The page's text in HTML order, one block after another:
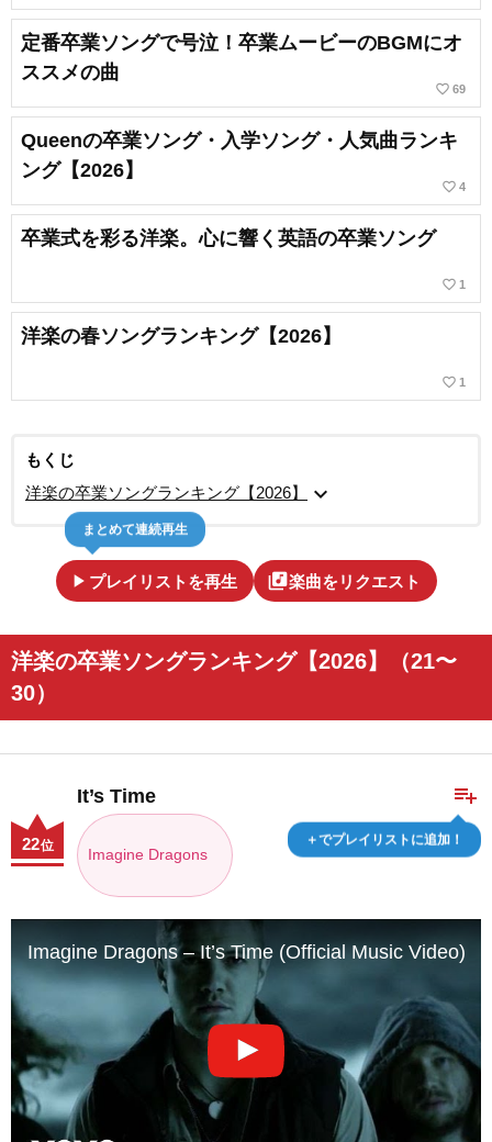
定番卒業ソングで号泣！卒業ムービーのBGMにオ
ススメの曲
favorite_border 69
Queenの卒業ソング・入学ソング・人気曲ランキ
ング【2026】
favorite_border 4
卒業式を彩る洋楽。心に響く英語の卒業ソング
favorite_border 1
洋楽の春ソングランキング【2026】
favorite_border 1
もくじ
洋楽の卒業ソングランキング【2026】
expand_more
play_arrow プレイリストを再生
まとめて連続再生
library_music楽曲をリクエスト
洋楽の卒業ソングランキング【2026】（21〜
30）
playlist_add
＋でプレイリストに追加！
It’s Time
Imagine Dragons
22位
Imagine Dragons – It’s Time (Official Music Video)